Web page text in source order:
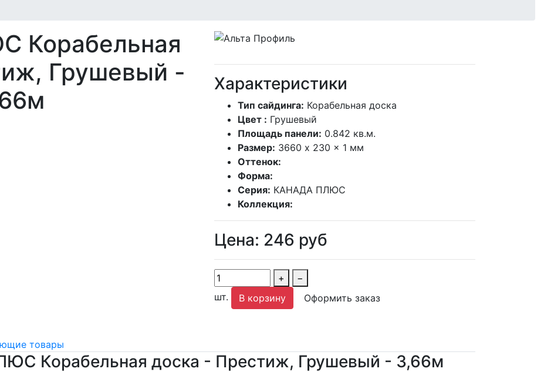
Корабельная
Грушевый -
Характеристики
Тип сайдинга: Корабельная доска
Цвет : Грушевый
Площадь панели: 0.842 кв.м.
Размер: 3660 x 230 x 1 мм
Оттенок:
Форма:
Серия: КАНАДА ПЛЮС
Коллекция:
Цена: 246 руб
+
−
шт.
В корзину Оформить заказ
товары
Корабельная доска - Престиж, Грушевый - 3,66м